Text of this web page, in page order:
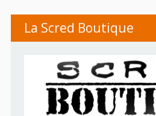
La Scred Boutique